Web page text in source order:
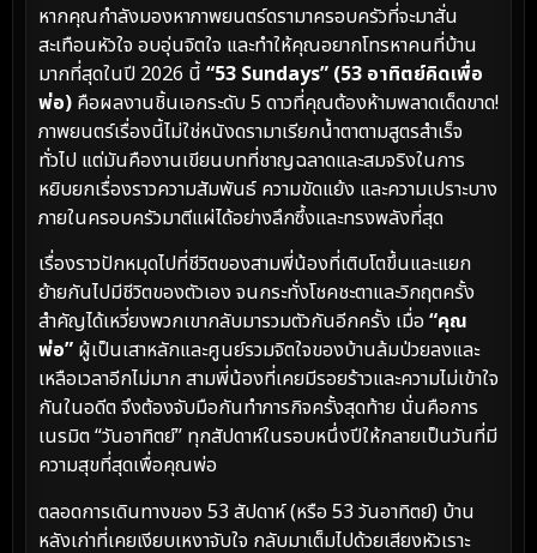
หากคุณกำลังมองหาภาพยนตร์ดรามาครอบครัวที่จะมาสั่น
สะเทือนหัวใจ อบอุ่นจิตใจ และทำให้คุณอยากโทรหาคนที่บ้าน
มากที่สุดในปี 2026 นี้ “53 Sundays” (53 อาทิตย์คิดเพื่อ
พ่อ) คือผลงานชิ้นเอกระดับ 5 ดาวที่คุณต้องห้ามพลาดเด็ดขาด!
ภาพยนตร์เรื่องนี้ไม่ใช่หนังดรามาเรียกน้ำตาตามสูตรสำเร็จ
ทั่วไป แต่มันคืองานเขียนบทที่ชาญฉลาดและสมจริงในการ
หยิบยกเรื่องราวความสัมพันธ์ ความขัดแย้ง และความเปราะบาง
ภายในครอบครัวมาตีแผ่ได้อย่างลึกซึ้งและทรงพลังที่สุด
เรื่องราวปักหมุดไปที่ชีวิตของสามพี่น้องที่เติบโตขึ้นและแยก
ย้ายกันไปมีชีวิตของตัวเอง จนกระทั่งโชคชะตาและวิกฤตครั้ง
สำคัญได้เหวี่ยงพวกเขากลับมารวมตัวกันอีกครั้ง เมื่อ “คุณ
พ่อ” ผู้เป็นเสาหลักและศูนย์รวมจิตใจของบ้านล้มป่วยลงและ
เหลือเวลาอีกไม่มาก สามพี่น้องที่เคยมีรอยร้าวและความไม่เข้าใจ
กันในอดีต จึงต้องจับมือกันทำภารกิจครั้งสุดท้าย นั่นคือการ
เนรมิต “วันอาทิตย์” ทุกสัปดาห์ในรอบหนึ่งปีให้กลายเป็นวันที่มี
ความสุขที่สุดเพื่อคุณพ่อ
ตลอดการเดินทางของ 53 สัปดาห์ (หรือ 53 วันอาทิตย์) บ้าน
หลังเก่าที่เคยเงียบเหงาจับใจ กลับมาเต็มไปด้วยเสียงหัวเราะ